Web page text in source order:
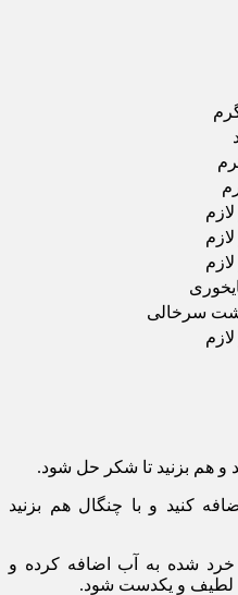
و هم بزنید تا شکر حل شود.
کنید و با چنگال هم بزنید
خرد شده به آب اضافه کرده و
لطیف و یکدست شود.